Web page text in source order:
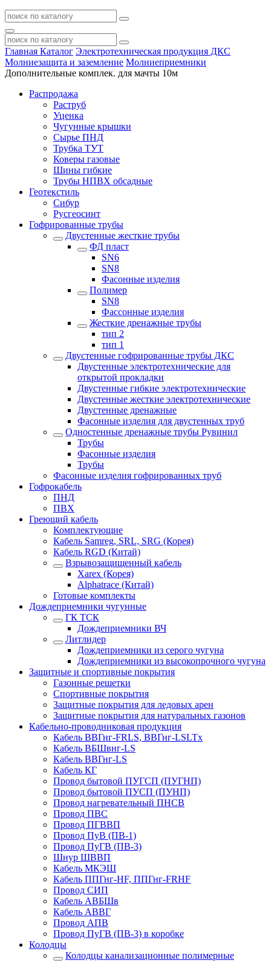
Главная Каталог Электротехническая продукция ДКС
Молниезащита и заземление Молниеприемники
Дополнительные комплек. для мачты 10м
Распродажа
Раструб
Уценка
Чугунные крышки
Сырье ПНД
Трубка ТУТ
Коверы газовые
Шины гибкие
Трубы НПВХ обсадные
Геотекстиль
Сибур
Русгеосинт
Гофрированные трубы
Двустенные жесткие трубы
ФД пласт
SN6
SN8
Фасонные изделия
Полимер
SN8
Фассонные изделия
Жесткие дренажные трубы
тип 2
тип 1
Двустенные гофрированные трубы ДКС
Двустенные электротехнические для
открытой прокладки
Двустенные гибкие электротехнические
Двустенные жесткие электротехнические
Двустенные дренажные
Фасонные изделия для двустенных труб
Одностенные дренажные трубы Рувинил
Трубы
Фасонные изделия
Трубы
Фасонные изделия гофрированных труб
Гофрокабель
ПНД
ПВХ
Греющий кабель
Комплектующие
Кабель Samreg, SRL, SRG (Корея)
Кабель RGD (Китай)
Взрывозащищенный кабель
Xarex (Корея)
Alphatrace (Китай)
Готовые комплекты
Дождеприемники чугунные
ГК ТСК
Дождеприемники ВЧ
Литлидер
Дождеприемники из серого чугуна
Дождеприемники из высокопрочного чугуна
Защитные и спортивные покрытия
Газонные решетки
Спортивные покрытия
Защитные покрытия для ледовых арен
Защитные покрытия для натуральных газонов
Кабельно-проводниковая продукция
Кабель ВВГнг-FRLS, ВВГнг-LSLTx
Кабель ВБШвнг-LS
Кабель ВВГнг-LS
Кабель КГ
Провод бытовой ПУГСП (ПУГНП)
Провод бытовой ПУСП (ПУНП)
Провод нагревательный ПНСВ
Провод ПВС
Провод ПГВВП
Провод ПуВ (ПВ-1)
Провод ПуГВ (ПВ-3)
Шнур ШВВП
Кабель МКЭШ
Кабель ППГнг-HF, ППГнг-FRHF
Провод СИП
Кабель АВБШв
Кабель АВВГ
Провод АПВ
Провод ПуГВ (ПВ-3) в коробке
Колодцы
Колодцы канализационные полимерные